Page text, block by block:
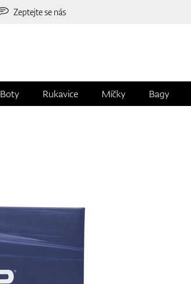
Zeptejte se nás
Boty Rukavice Míčky Bagy